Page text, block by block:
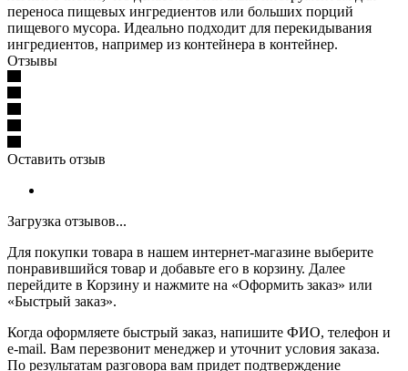
переноса пищевых ингредиентов или больших порций
пищевого мусора. Идеально подходит для перекидывания
ингредиентов, например из контейнера в контейнер.
Отзывы
Оставить отзыв
Загрузка отзывов...
Для покупки товара в нашем интернет-магазине выберите
понравившийся товар и добавьте его в корзину. Далее
перейдите в Корзину и нажмите на «Оформить заказ» или
«Быстрый заказ».
Когда оформляете быстрый заказ, напишите ФИО, телефон и
e-mail. Вам перезвонит менеджер и уточнит условия заказа.
По результатам разговора вам придет подтверждение